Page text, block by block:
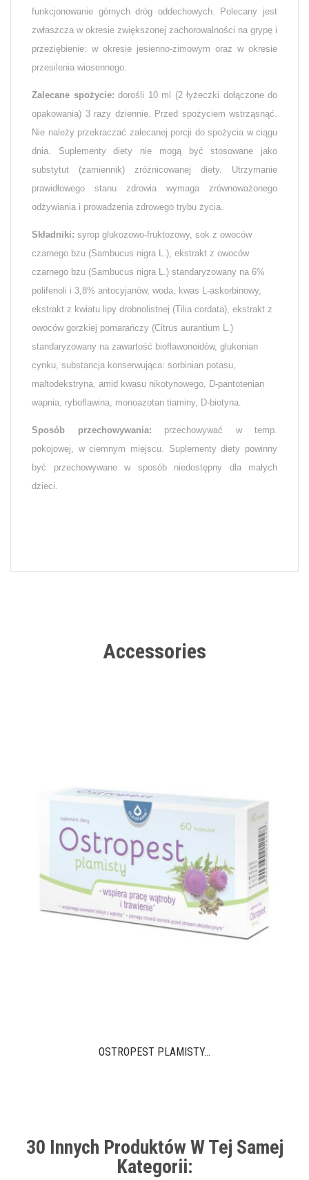
funkcjonowanie górnych dróg oddechowych. Polecany jest
zwłaszcza w okresie zwiększonej zachorowalności na grypę i
przeziębienie: w okresie jesienno-zimowym oraz w okresie
przesilenia wiosennego.
Zalecane spożycie: dorośli 10 ml (2 łyżeczki dołączone do
opakowania) 3 razy dziennie. Przed spożyciem wstrząsnąć.
Nie należy przekraczać zalecanej porcji do spożycia w ciągu
dnia. Suplementy diety nie mogą być stosowane jako
substytut (zamiennik) zróżnicowanej diety. Utrzymanie
prawidłowego stanu zdrowia wymaga zrównoważonego
odżywiania i prowadzenia zdrowego trybu życia.
Składniki: syrop glukozowo-fruktozowy, sok z owoców
czarnego bzu (Sambucus nigra L.), ekstrakt z owoców
czarnego bzu (Sambucus nigra L.) standaryzowany na 6%
polifenoli i 3,8% antocyjanów, woda, kwas L-askorbinowy,
ekstrakt z kwiatu lipy drobnolistnej (Tilia cordata), ekstrakt z
owoców gorzkiej pomarańczy (Citrus aurantium L.)
standaryzowany na zawartość bioflawonoidów, glukonian
cynku, substancja konserwująca: sorbinian potasu,
maltodekstryna, amid kwasu nikotynowego, D-pantotenian
wapnia, ryboflawina, monoazotan tiaminy, D-biotyna.
Sposób przechowywania: przechowywać w temp.
pokojowej, w ciemnym miejscu. Suplementy diety powinny
być przechowywane w sposób niedostępny dla małych
dzieci.
Accessories
OSTROPEST PLAMISTY...
30 Innych Produktów W Tej Samej
Kategorii: